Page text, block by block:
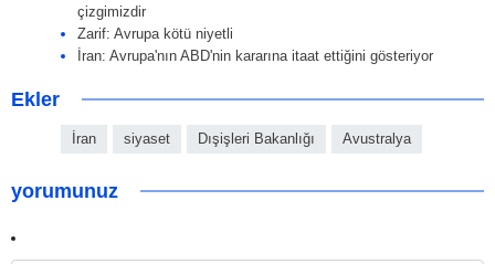
çizgimizdir
Zarif: Avrupa kötü niyetli
İran: Avrupa'nın ABD'nin kararına itaat ettiğini gösteriyor
Ekler
İran siyaset Dışişleri Bakanlığı Avustralya
yorumunuz